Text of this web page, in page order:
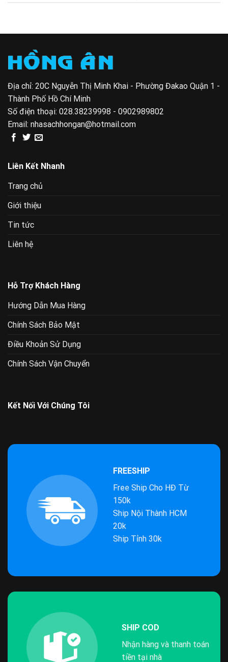
Địa chỉ: 20C Nguyễn Thị Minh Khai - Phường Đakao Quận 1 -
Thành Phố Hồ Chí Minh
Số điện thoại: 028.38239998 - 0902989802
Email: nhasachhongan@hotmail.com
Liên Kết Nhanh
Trang chủ
Giới thiệu
Tin tức
Liên hệ
Hỗ Trợ Khách Hàng
Hướng Dẫn Mua Hàng
Chính Sách Bảo Mật
Điều Khoản Sử Dụng
Chính Sách Vận Chuyển
Kết Nối Với Chúng Tôi
FREESHIP
Free Ship Cho HĐ Từ
150k
Ship Nội Thành HCM
20k
Ship Tỉnh 30k
SHIP COD
Nhận hàng và thanh toán
tiền tại nhà